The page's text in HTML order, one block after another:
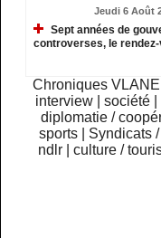
Jeudi 6 Août
Sept années de
controverses, le
Chroniques VLANE
interview
|société
diplomatie /
sports
Syndicats
ndlr
|culture /